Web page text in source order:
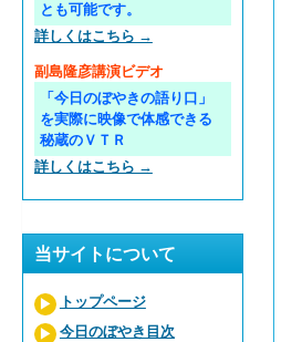
とも可能です。
詳しくはこちら →
副島隆彦講演ビデオ
「今日のぼやきの語り口」
を実際に映像で体感できる
秘蔵のＶＴＲ
詳しくはこちら →
当サイトについて
トップページ
今日のぼやき目次